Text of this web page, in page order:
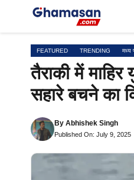
FEATURED TRENDING मध्य
तैराकी में
सहारे बचने का
By Abhishek Singh
Published On: July 9, 2025